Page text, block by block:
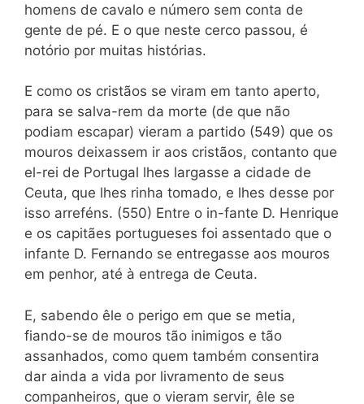
homens de cavalo e número sem conta de
gente de pé. E o que neste cerco passou, é
notório por muitas histórias.
E como os cristãos se viram em tanto aperto,
para se salva-rem da morte (de que não
podiam escapar) vieram a partido (549) que os
mouros deixassem ir aos cristãos, contanto que
el-rei de Portugal lhes largasse a cidade de
Ceuta, que lhes rinha tomado, e lhes desse por
isso arreféns. (550) Entre o in-fante D. Henrique
e os capitães portugueses foi assentado que o
infante D. Fernando se entregasse aos mouros
em penhor, até à entrega de Ceuta.
E, sabendo êle o perigo em que se metia,
fiando-se de mouros tão inimigos e tão
assanhados, como quem também consentira
dar ainda a vida por livramento de seus
companheiros, que o vieram servir, êle se